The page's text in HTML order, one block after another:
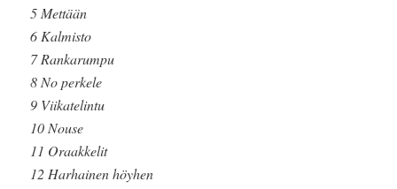
5 Mettään
6 Kalmisto
7 Rankarumpu
8 No perkele
9 Viikatelintu
10 Nouse
11 Oraakkelit
12 Harhainen höyhen